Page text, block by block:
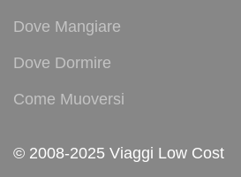
Dove Mangiare
Dove Dormire
Come Muoversi
© 2008-2025 Viaggi Low Cost